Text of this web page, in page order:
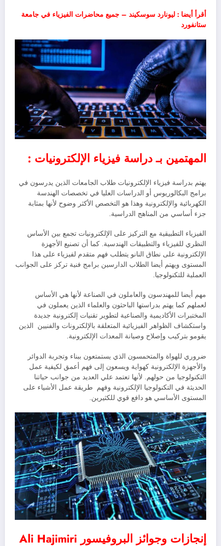
أقرأ أيضا : ليونارد سوسكيند – جميع محاضرات الفيزياء في جامعة
ستانفورد
المهتمين بـ دراسة فيزياء الإلكترونيات :
يهتم بدراسة فيزياء الإلكترونيات طلاب الجامعات الذين يدرسون في
برامج البكالوريوس أو الدراسات العليا في تخصصات الهندسة
الكهربائية والإلكترونية وهذا هو التخصص الأكثر وضوح لأنها بمثابة
جزء أساسي من المناهج الدراسية.
الفيزياء التطبيقية مع التركيز على الإلكترونيات تجمع بين الأساس
النظري للفيزياء والتطبيقات الهندسية. كما أن تصنيع الأجهزة
الإلكترونية على نطاق النانو يتطلب فهم متقدم لفيزياء على هذا
المستوى ويهتم أيضا الطلاب الدارسين برامج فنية تركز على الجوانب
العملية للتكنولوجيا.
مهم أيضا للمهندسون والعاملون في الصناعة لأنها هي الأساس
لعملهم كما يهتم بدراستها الباحثون والعلماء الذين يعملون في
المختبرات الأكاديمية والصناعية لتطوير تقنيات إلكترونية جديدة
واستكشاف الظواهر الفيزيائية المتعلقة بالإلكترونات والفنيين الذين
يقومو بتركيب وإصلاح وصيانة المعدات الإلكترونية.
ضروري للهواة والمتحمسون الذي يستمتعون ببناء وتجربة الدوائر
والأجهزة الإلكترونية كهواية ويسعون إلى فهم أعمق لكيفية عمل
التكنولوجيا من حولهم. لأنها تعتمد علي العديد من جوانب حياتنا
الحديثة في التكنولوجيا الإلكترونية وفهم طريقة عمل الأشياء على
المستوى الأساسي هو دافع قوي للكثيرين.
إنجازات وجوائز البروفيسور Ali Hajimiri